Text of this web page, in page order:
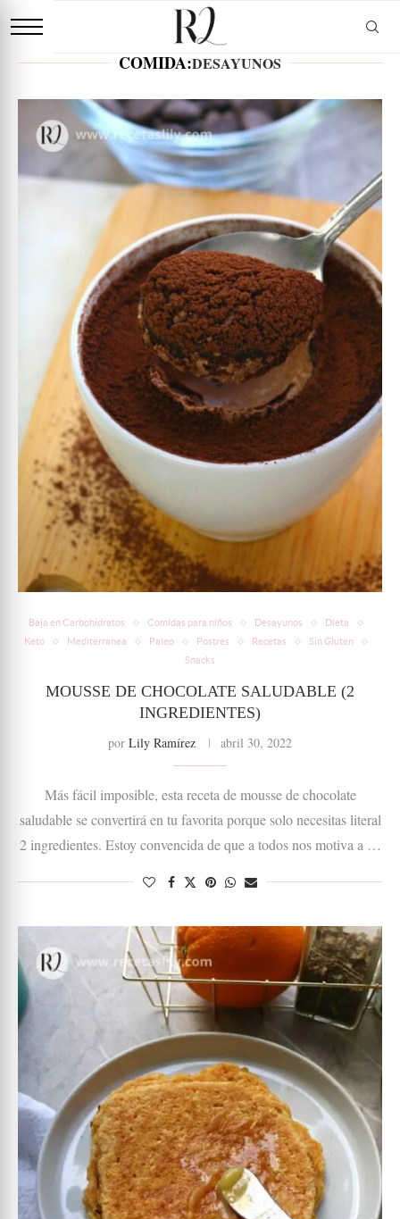
COMIDA:DESAYUNOS
Baja en Carbohidratos Comidas para niños Desayunos
Dieta
Keto
Mediterranea Paleo Postres Recetas
Sin Gluten
Snacks
MOUSSE DE CHOCOLATE SALUDABLE (2
INGREDIENTES)
por Lily Ramírez abril 30, 2022
Más fácil imposible, esta receta de mousse de chocolate
saludable se convertirá en tu favorita porque solo necesitas literal
2 ingredientes. Estoy convencida de que a todos nos motiva a …